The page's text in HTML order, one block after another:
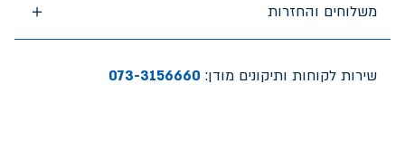
משלוחים והחזרות
שירות לקוחות ותיקונים מודן: 073-3156660